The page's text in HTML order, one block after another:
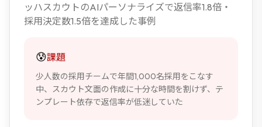
ッハスカウトのAIパーソナライズで返信率1.8倍・
採用決定数1.5倍を達成した事例
😰課題
少人数の採用チームで年間1,000名採用をこなす
中、スカウト文面の作成に十分な時間を割けず、テ
ンプレート依存で返信率が低迷していた